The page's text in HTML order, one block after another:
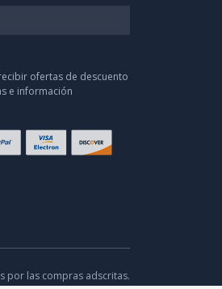
ofertas de descuento
e información
por las compras adscritas.